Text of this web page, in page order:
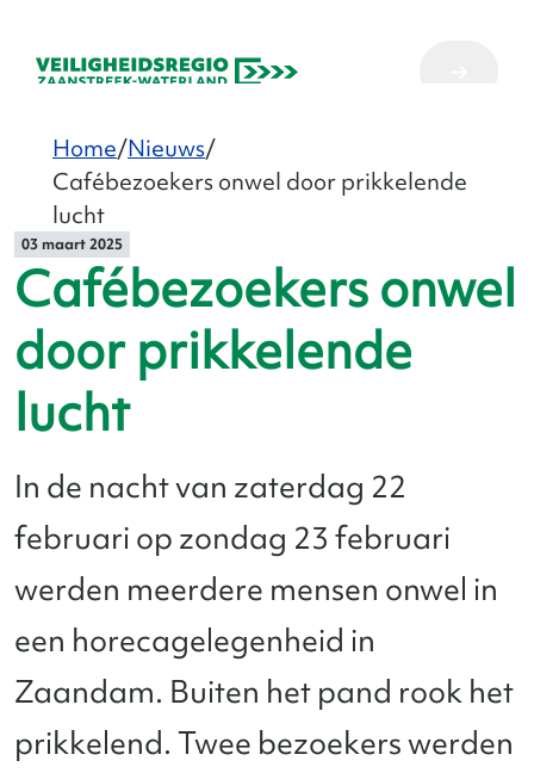
Home Nieuws
Cafébezoekers onwel door prikkelende
lucht
Cafébezoekers onwel
door prikkelende
lucht
03 maart 2025
In de nacht van zaterdag 22
februari op zondag 23 februari
werden meerdere mensen onwel in
een horecagelegenheid in
Zaandam. Buiten het pand rook het
prikkelend. Twee bezoekers werden